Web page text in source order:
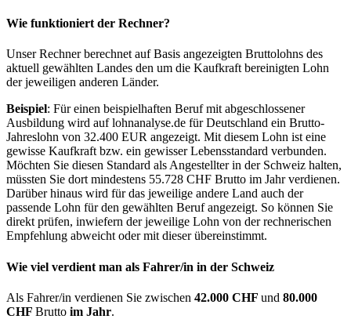
Wie funktioniert der Rechner?
Unser Rechner berechnet auf Basis angezeigten Bruttolohns des
aktuell gewählten Landes den um die Kaufkraft bereinigten Lohn
der jeweiligen anderen Länder.
Beispiel: Für einen beispielhaften Beruf mit abgeschlossener
Ausbildung wird auf lohnanalyse.de für Deutschland ein Brutto-
Jahreslohn von 32.400 EUR angezeigt. Mit diesem Lohn ist eine
gewisse Kaufkraft bzw. ein gewisser Lebensstandard verbunden.
Möchten Sie diesen Standard als Angestellter in der Schweiz halten,
müssten Sie dort mindestens 55.728 CHF Brutto im Jahr verdienen.
Darüber hinaus wird für das jeweilige andere Land auch der
passende Lohn für den gewählten Beruf angezeigt. So können Sie
direkt prüfen, inwiefern der jeweilige Lohn von der rechnerischen
Empfehlung abweicht oder mit dieser übereinstimmt.
Wie viel verdient man als Fahrer/in in der Schweiz
Als Fahrer/in verdienen Sie zwischen 42.000 CHF und 80.000
CHF Brutto im Jahr.